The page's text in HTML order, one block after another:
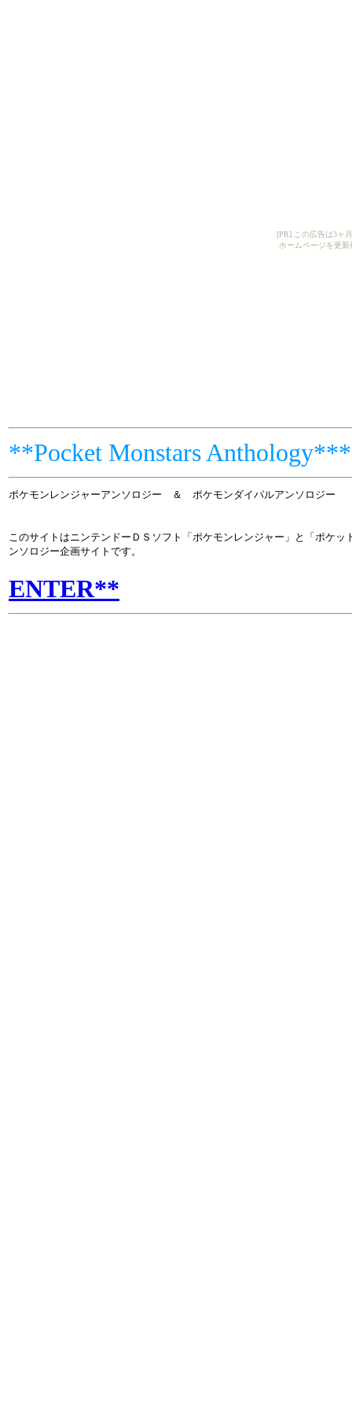
[PR] この広告は3ヶ
ホームページを更
**Pocket Monstars Anthology***
ポケモンレンジャーアンソロジー ＆ ポケモンダイパルアンソロジー
このサイトはニンテンドーＤＳソフト「ポケモンレンジャー」と「ポケッ
ンソロジー企画サイトです。
ENTER**